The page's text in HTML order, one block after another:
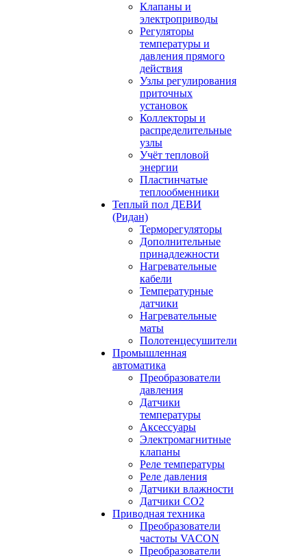
Клапаны и
электроприводы
Регуляторы
температуры и
давления прямого
действия
Узлы регулирования
приточных
установок
Коллекторы и
распределительные
узлы
Учёт тепловой
энергии
Пластинчатые
теплообменники
Теплый пол ДЕВИ
(Ридан)
Терморегуляторы
Дополнительные
принадлежности
Нагревательные
кабели
Температурные
датчики
Нагревательные
маты
Полотенцесушители
Промышленная
автоматика
Преобразователи
давления
Датчики
температуры
Аксессуары
Электромагнитные
клапаны
Реле температуры
Реле давления
Датчики влажности
Датчики CO2
Приводная техника
Преобразователи
частоты VACON
Преобразователи